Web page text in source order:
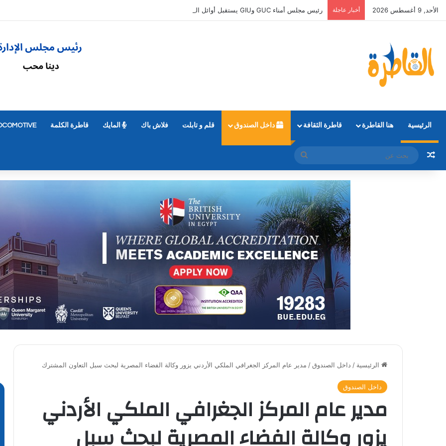
الأحد, 9 أغسطس 2026 أخبار عاجلة رئيس مجلس أمناء GUC وGIU يستقبل أوائل الثانوية العامة الحاصلين على منح دراسية كاملة
الرئيسية هنا القاطرة قاطرة الثقافة داخل الصندوق قلم و تابلت فلاش باك المايك قاطرة الكلمة
مقال عشوائي
بحث
عن
الرئيسية / داخل الصندوق/ مدير عام المركز الجغرافي الملكي الأردني يزور وكالة الفضاء المصرية لبحث سبل التعاون المشترك
داخل الصندوق
مدير عام المركز الجغرافي الملكي الأردني
يزور وكالة الفضاء المصرية لبحث سبل